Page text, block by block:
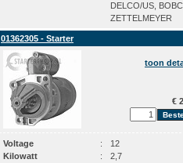
DELCO/US,
ZETTELMEYER
01362305 - Starter
toon
€
Voltage :
12
Kilowatt
:
2,7